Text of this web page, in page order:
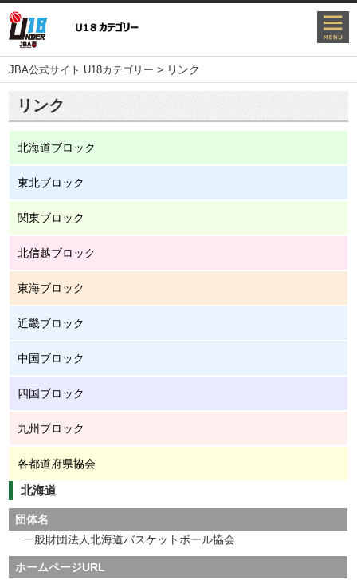
JBA公式サイト U18カテゴリー > リンク
リンク
北海道ブロック
東北ブロック
関東ブロック
北信越ブロック
東海ブロック
近畿ブロック
中国ブロック
四国ブロック
九州ブロック
各都道府県協会
北海道
団体名
一般財団法人北海道バスケットボール協会
ホームページURL